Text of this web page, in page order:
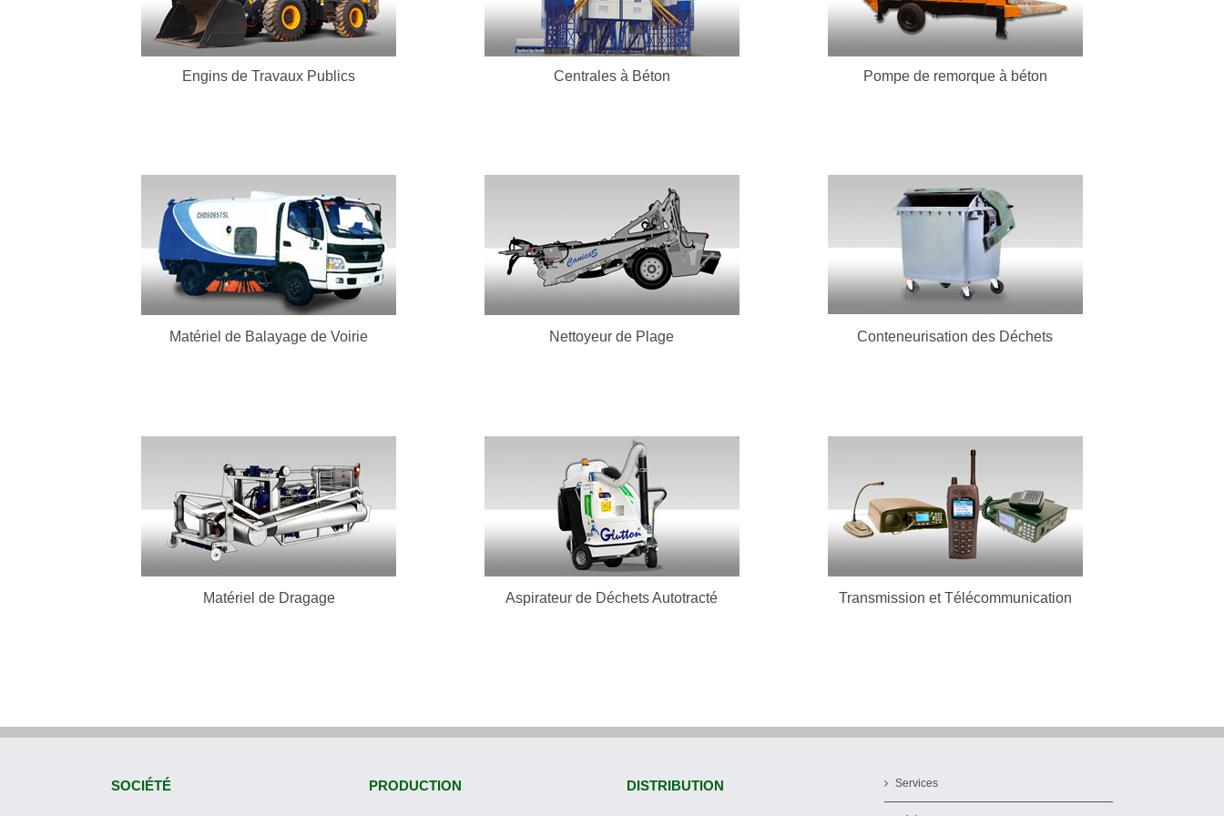
Engins de Travaux Publics
En Savoir Plus
Centrales à Béton
En Savoir Plus
Pompe de remorque à béton
En Savoir Plus
Matériel de Balayage de Voirie
Matériel de Balayage de Voirie
En Savoir Plus
Nettoyeur de Plage
Nettoyeur de Plage
En Savoir Plus
Conteneurisation des Déchets
Conteneurisation des Déchets
Matériel de Dragage
Matériel de Dragage
En Savoir Plus
Aspirateur de Déchets Autotracté
Aspirateur de Déchets Autotracté
En Savoir Plus
Transmission et Télécommunication
Télécommunication
En Savoir Plus
SOCIÉTÉ PRODUCTION DISTRIBUTION Services